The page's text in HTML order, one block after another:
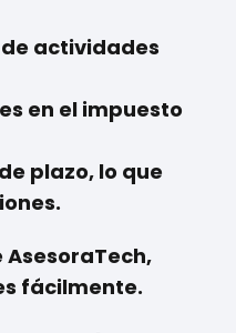
actividades
en el impuesto
plazo, lo que
AsesoraTech,
fácilmente.